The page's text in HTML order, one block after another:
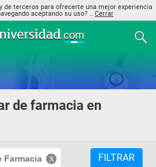
terceros para ofrecerte una mejor experiencia
aceptando su uso? .. Cerrar
de farmacia en
Farmacia FILTRAR